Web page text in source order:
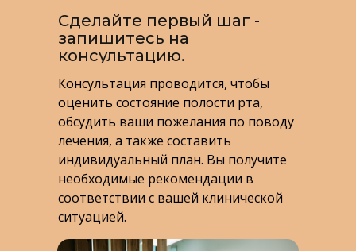
Сделайте первый шаг -
запишитесь на
консультацию.
Консультация проводится, чтобы
оценить состояние полости рта,
обсудить ваши пожелания по поводу
лечения, а также составить
индивидуальный план. Вы получите
необходимые рекомендации в
соответствии с вашей клинической
ситуацией.